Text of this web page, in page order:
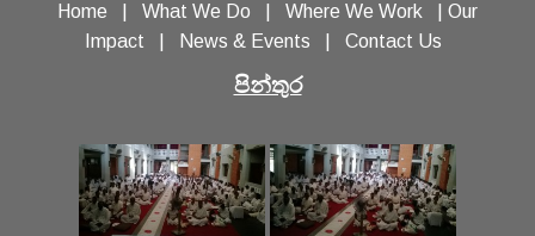
Home
What We Do Where We Work
Our
Impact
News & Events Contact Us
පින්තුර